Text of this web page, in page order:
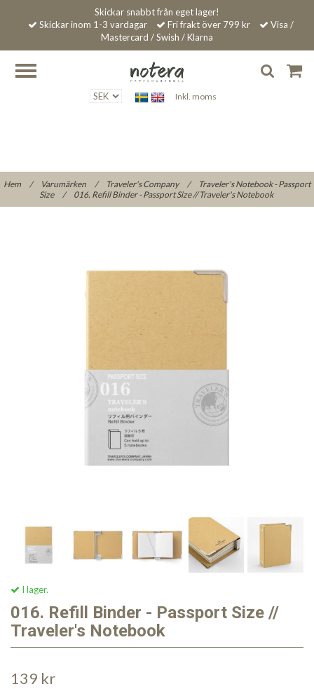
Skickar snabbt från eget lager!
Skickar inom 1-3 vardagar
Fri frakt över 799 kr
Visa /
Mastercard / Swish / Klarna
Inkl. moms
Hem / Varumärken / Traveler's Company /
Traveler's Notebook - Passport
Size
/ 016. Refill Binder - Passport Size // Traveler's Notebook
I lager.
016. Refill Binder - Passport Size //
Traveler's Notebook
139 kr